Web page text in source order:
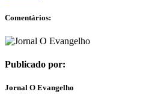
Comentários:
Publicado por:
Jornal O Evangelho